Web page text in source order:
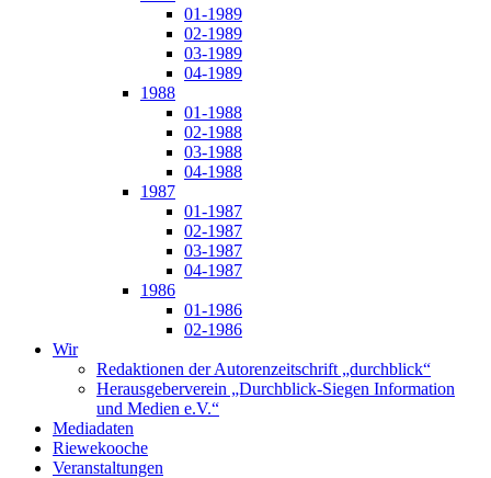
01-1989
02-1989
03-1989
04-1989
1988
01-1988
02-1988
03-1988
04-1988
1987
01-1987
02-1987
03-1987
04-1987
1986
01-1986
02-1986
Wir
Redaktionen der Autorenzeitschrift „durchblick“
Herausgeberverein „Durchblick-Siegen Information
und Medien e.V.“
Mediadaten
Riewekooche
Veranstaltungen